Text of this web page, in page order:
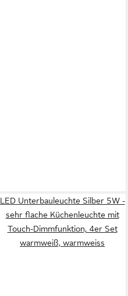
LED Unterbauleuchte Silber 5W -
sehr flache Küchenleuchte mit
Touch-Dimmfunktion, 4er Set
warmweiß, warmweiss